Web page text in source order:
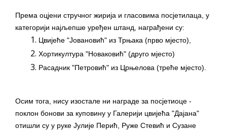
Према оцјени стручног жирија и гласовима посјетилаца, у
категорији најљепше уређен штанд, награђени су:
Цвијеће "Јовановић" из Трњака (прво мјесто),
Хортикултура "Новаковић" (друго мјесто)
Расадник "Петровић" из Црњелова (треће мјесто).
Осим тога, нису изостале ни награде за посјетиоце -
поклон бонови за куповину у Галерији цвијећа "Дајана"
отишли су у руке Јулије Перић, Руже Стевић и Сузане